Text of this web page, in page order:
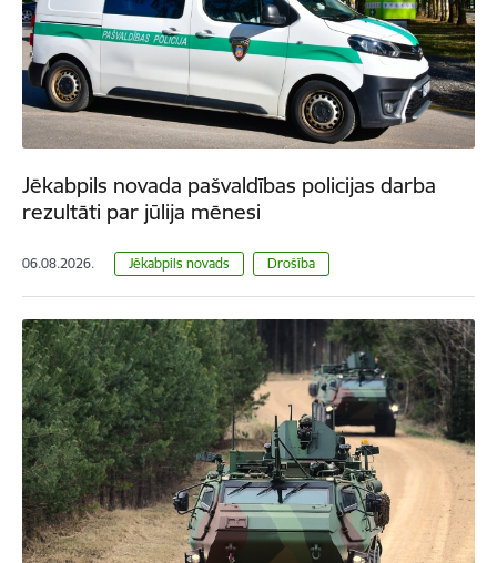
Jēkabpils novada pašvaldības policijas darba
rezultāti par jūlija mēnesi
06.08.2026. Jēkabpils novads Drošība